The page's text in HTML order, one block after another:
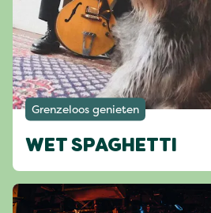
Grenzeloos genieten
WET SPAGHETTI